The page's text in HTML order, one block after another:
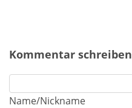
Kommentar schreiben
Name/Nickname